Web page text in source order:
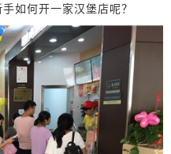
如何开一家汉堡店呢？